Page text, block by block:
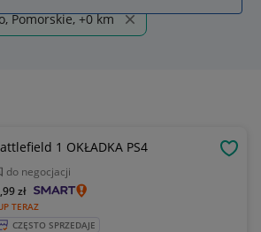
Pomorskie, +0 km
1 OKŁADKA PS4
do negocjacji
TERAZ
,99zł
CZĘSTO SPRZEDAJE